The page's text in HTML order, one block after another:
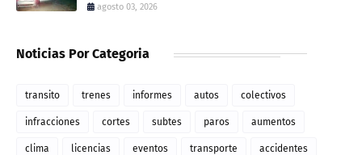
agosto 03, 2026
Noticias Por Categoria
transito trenes informes autos colectivos
infracciones cortes subtes paros aumentos
clima licencias eventos transporte accidentes